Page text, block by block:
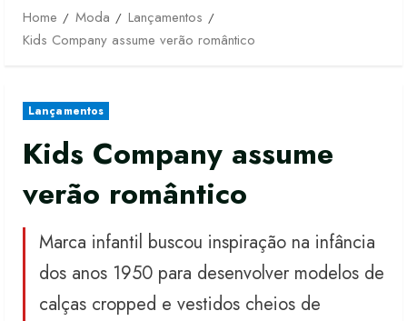
Home
Moda
Lançamentos
Kids Company assume verão romântico
Lançamentos
Kids Company assume
verão romântico
Marca infantil buscou inspiração na infância
dos anos 1950 para desenvolver modelos de
calças cropped e vestidos cheios de